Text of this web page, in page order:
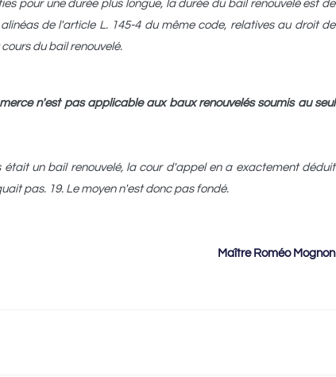
pour une durée plus longue, la durée du bail renouvelé est de
de l'article L. 145-4 du même code, relatives au droit de
du bail renouvelé.
n'est pas applicable aux baux renouvelés soumis au seul
un bail renouvelé, la cour d'appel en a exactement déduit
pas. 19. Le moyen n'est donc pas fondé.
Maître Roméo Mognon